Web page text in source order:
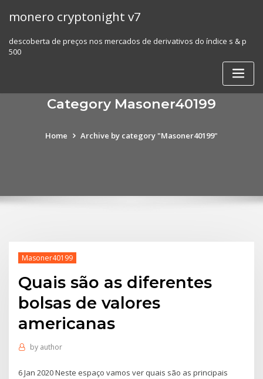
monero cryptonight v7
descoberta de preços nos mercados de derivativos do índice s & p
500
Category Masoner40199
Home Archive by category "Masoner40199"
Masoner40199
Quais são as diferentes
bolsas de valores
americanas
by author
6 Jan 2020 Neste espaço vamos ver quais são as principais